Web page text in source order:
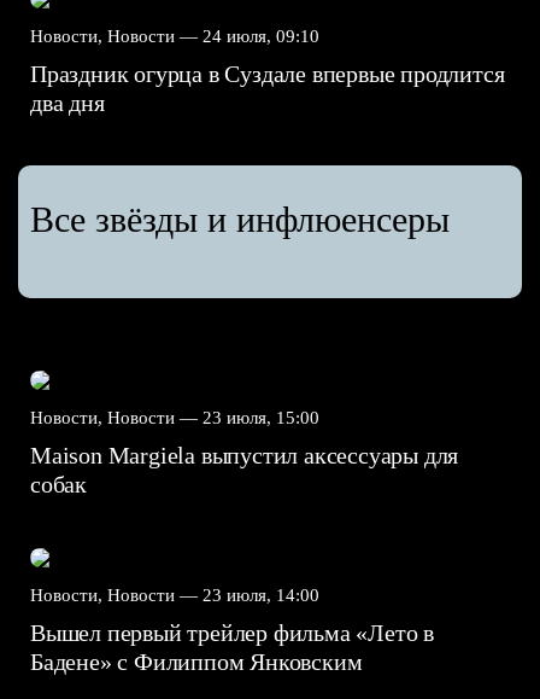
Новости, Новости — 24 июля, 09:10
Праздник огурца в Суздале впервые продлится
два дня
Все звёзды и инфлюенсеры
Новости, Новости — 23 июля, 15:00
Maison Margiela выпустил аксессуары для
собак
Новости, Новости — 23 июля, 14:00
Вышел первый трейлер фильма «Лето в
Бадене» с Филиппом Янковским